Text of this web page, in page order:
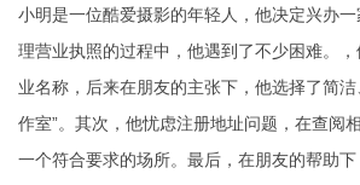
小明是一位酷爱摄影的年轻人，他决定兴办
理营业执照的过程中，他遇到了不少困难。
业名称，后来在朋友的主张下，他选择了简
作室”。其次，他忧虑注册地址问题，在查阅
一个符合要求的场所。最后，在朋友的帮助